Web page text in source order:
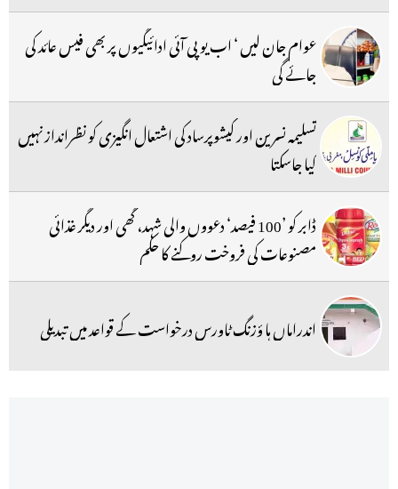
عوام جان لیں ‘ اب یو پی آئی ادائیگیوں پر بھی فیس عائد کی
جائے گی
تسلیمہ نسرین اور کیشوپرساد کی اشتعال انگیزی کو نظرانداز نہیں
کیا جاسکتا
ڈابر کو ’100 فیصد‘ دعووں والی شہد، گھی اور دیگر غذائی
مصنوعات کی فروخت روکنے کا حکم
اندراماں ہا ؤزنگ ٹاورس درخواست کے قواعد میں تبدیلی